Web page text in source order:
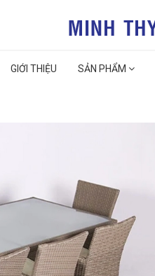
GIỚI THIỆU SẢN PHẨM